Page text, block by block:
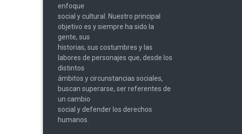
enfoque
social y cultural. Nuestro principal
objetivo es y siempre ha sido la
gente, sus
historias, sus costumbres y las
labores de personajes que, desde los
distintos
ámbitos y circunstancias sociales,
buscan superarse, ser referentes de
un cambio
social y defender los derechos
humanos.